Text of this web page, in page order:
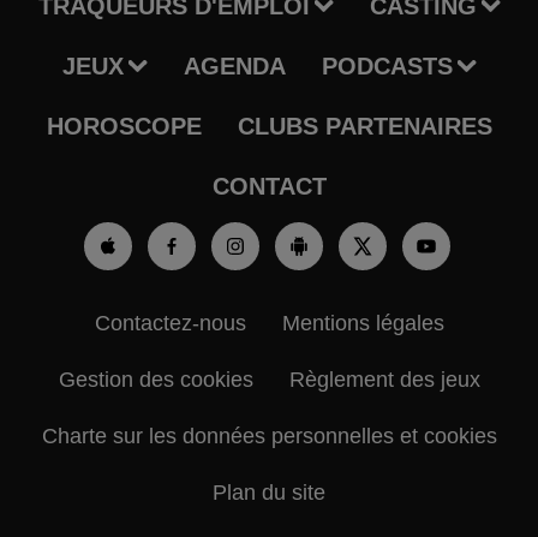
TRAQUEURS D'EMPLOI CASTING
JEUX AGENDA PODCASTS
HOROSCOPE CLUBS PARTENAIRES
CONTACT
Contactez-nous Mentions légales
Gestion des cookies Règlement des jeux
Charte sur les données personnelles et cookies
Plan du site